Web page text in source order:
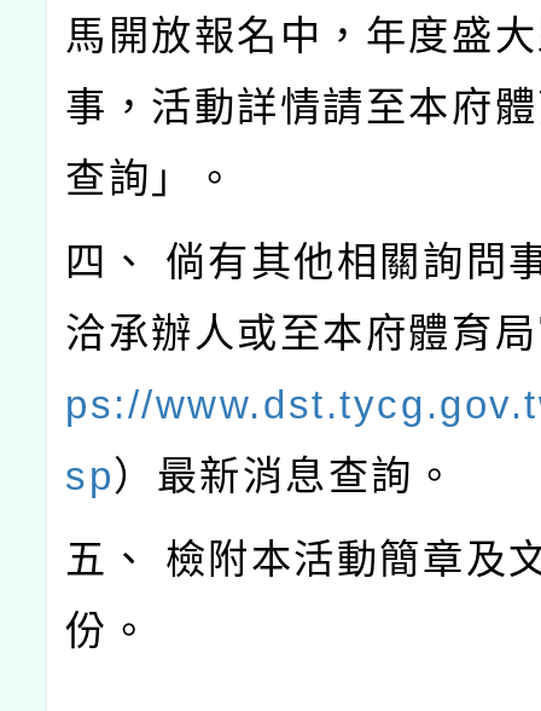
馬開放報名中，年度盛
事，活動詳情請至本府
查詢」。
四、 倘有其他相關詢問
洽承辦人或至本府體育
ps://
sp）最新消息查詢。
五、 檢附本活動簡章及
份。